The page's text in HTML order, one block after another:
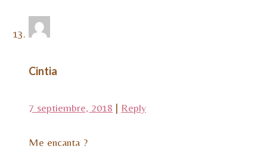
Cintia
7 septiembre, 2018 | Reply
Me encanta ?